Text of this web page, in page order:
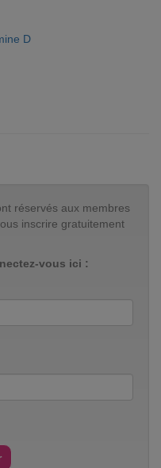
D
réservés aux membres
inscrire gratuitement
vous ici :